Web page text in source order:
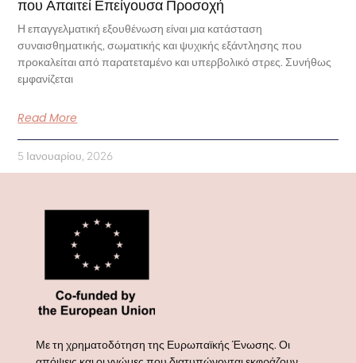
που Απαιτεί Επείγουσα Προσοχή
Η επαγγελματική εξουθένωση είναι μια κατάσταση
συναισθηματικής, σωματικής και ψυχικής εξάντλησης που
προκαλείται από παρατεταμένο και υπερβολικό στρες. Συνήθως
εμφανίζεται
Read More
5 Ιανουαρίου, 2026
Με τη χρηματοδότηση της Ευρωπαϊκής Ένωσης. Οι